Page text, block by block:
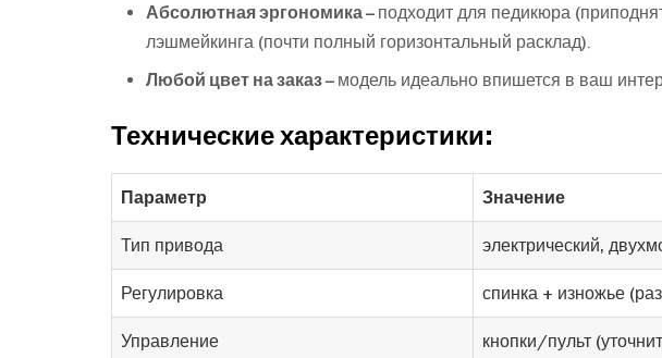
Абсолютная эргономика – подходит для педикюра
лэшмейкинга (почти полный горизонтальный расклад).
Любой цвет на заказ – модель идеально впишется в ваш
Технические характеристики:
Параметр Значение
Тип привода электрический,
Регулировка спинка + изножье
Управление кнопки/пульт